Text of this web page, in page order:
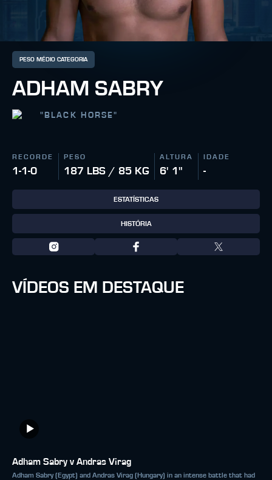
PESO MÉDIO CATEGORIA
ADHAM SABRY
" BLACK HORSE"
RECORDE
1-1-0
PESO
187 LBS / 85 KG
ALTURA
6' 1"
IDADE
-
ESTATÍSTICAS
HISTÓRIA
VÍDEOS EM DESTAQUE
Adham Sabry v Andras Virag
Adham Sabry (Egypt) and Andras Virag (Hungary) in an intense battle that had